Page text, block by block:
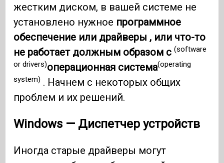
жестким диском, в вашей системе не
установлено нужное программное
обеспечение или драйверы , или что-то
не работает должным образом с(software
or drivers)операционная система(operating
system) . Начнем с некоторых общих
проблем и их решений.
Windows — Диспетчер устройств
Иногда старые драйверы могут